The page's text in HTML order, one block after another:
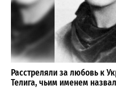
Расстреляли за любовь к
Телига, чьим именем